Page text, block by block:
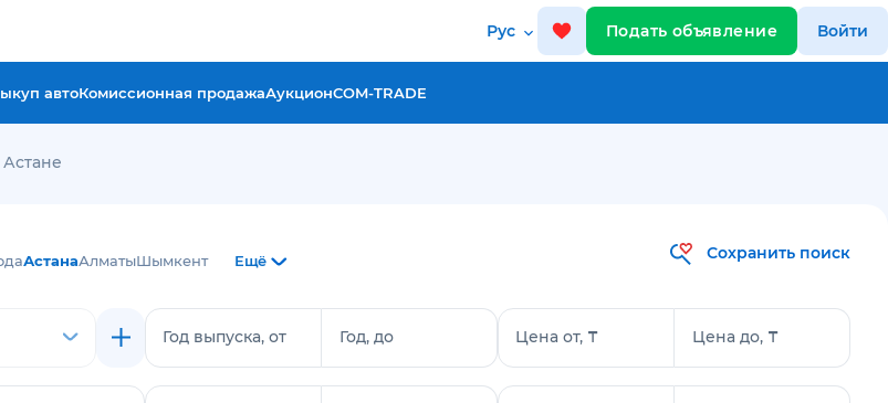
Рус Подать объявление Войти
автоКомиссионная продажаАукционCOM-TRADE
Астане
АстанаАлматыШымкент Ещё Сохранить поиск
Год выпуска, от Год, до Цена от, ₸ Цена до, ₸